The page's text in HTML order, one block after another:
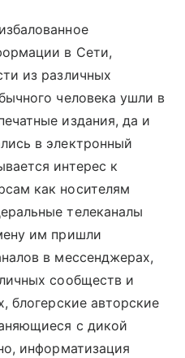
в Сети,
из различных
человека ушли в
издания, да и
в электронный
интерес к
как носителям
телеканалы
им пришли
в мессенджерах,
сообществ и
блогерские авторские
с дикой
информатизация